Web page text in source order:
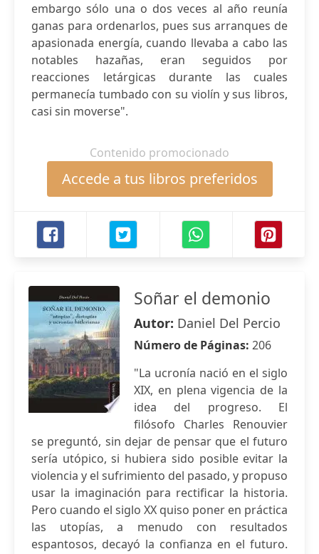
embargo sólo una o dos veces al año reunía
ganas para ordenarlos, pues sus arranques de
apasionada energía, cuando llevaba a cabo las
notables hazañas, eran seguidos por
reacciones letárgicas durante las cuales
permanecía tumbado con su violín y sus libros,
casi sin moverse".
Contenido promocionado
Accede a tus libros preferidos
Soñar el demonio
Autor: Daniel Del Percio
Número de Páginas: 206
"La ucronía nació en el siglo
XIX, en plena vigencia de la
idea del progreso. El
filósofo Charles Renouvier
se preguntó, sin dejar de pensar que el futuro
sería utópico, si hubiera sido posible evitar la
violencia y el sufrimiento del pasado, y propuso
usar la imaginación para rectificar la historia.
Pero cuando el siglo XX quiso poner en práctica
las utopías, a menudo con resultados
espantosos, decayó la confianza en el futuro.